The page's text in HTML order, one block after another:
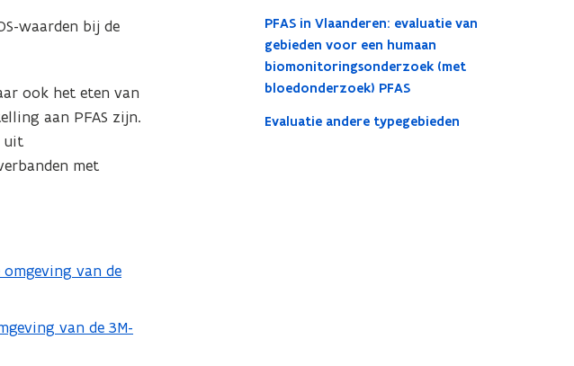
PFAS in Vlaanderen: evaluatie van
gebieden voor een humaan
biomonitoringsonderzoek (met
bloedonderzoek) PFAS
Evaluatie andere typegebieden
waarden bij de
ook het eten van
aan PFAS zijn.
uit
met
van de
van de 3M-